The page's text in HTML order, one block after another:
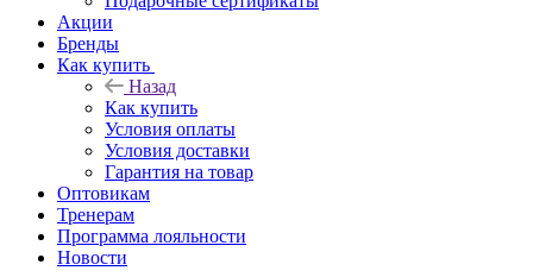
Акции
Бренды
Как купить
Назад
Как купить
Условия оплаты
Условия доставки
Гарантия на товар
Оптовикам
Тренерам
Программа лояльности
Новости